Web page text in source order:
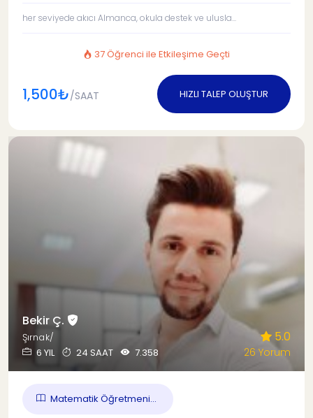
her seviyede akıcı Almanca, okula destek ve ulusla...
37 Öğrenci ile Etkileşime Geçti
1,500₺/SAAT HIZLI TALEP OLUŞTUR
Bekir Ç.
Şırnak/
6 YIL
24 SAAT 7.358
5.0
26 Yorum
Matematik Öğretmeni...